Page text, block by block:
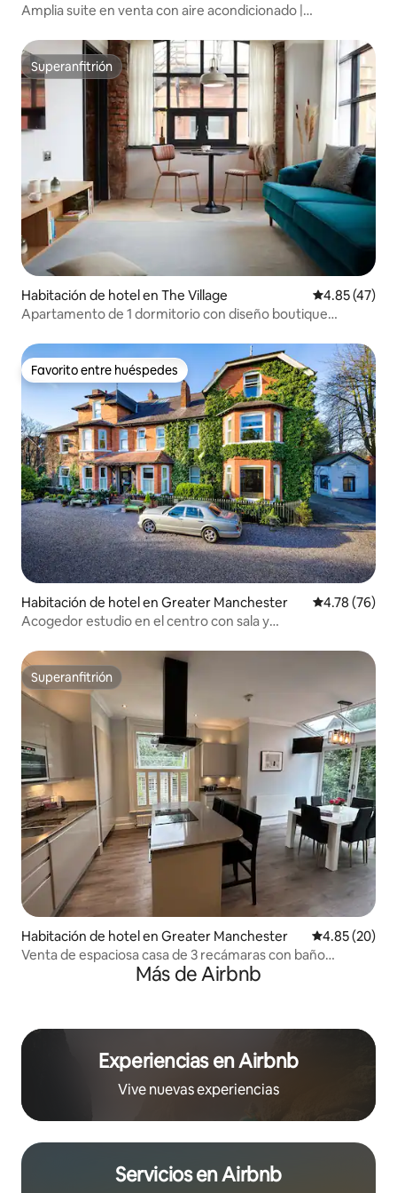
Amplia suite en venta con aire acondicionado |
Superanfitrión
Superanfitrión
Habitación de hotel en The Village Calificación
4.85 (47)
Apartamento de 1 dormitorio con diseño boutique
Favorito entre huéspedes
Favorito entre huéspedes
Habitación de hotel en Greater Manchester Calificación
4.78 (76)
Acogedor estudio en el centro con sala y
Superanfitrión
Superanfitrión
Habitación de hotel en Greater Manchester Calificación
4.85 (20)
Venta de espaciosa casa de 3 recámaras con baño
privado|Jardín|Estacionamiento gratuito
Más de Airbnb
Experiencias en Airbnb
Vive nuevas experiencias
Servicios en Airbnb